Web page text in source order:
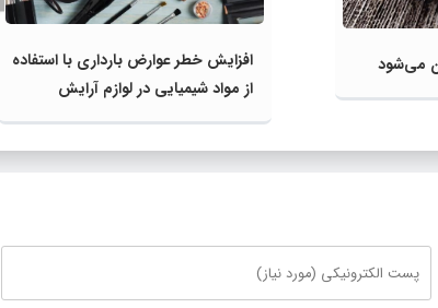
افزایش خطر عوارض بارداری با استفاده
از مواد شیمیایی در لوازم آرایش